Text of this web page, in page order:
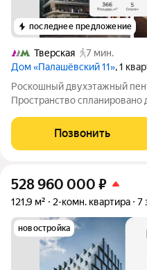
последнее предложение
Тверская
7 мин.
Дом «Палашёвский 11», 1
Роскошный двухэтажный
Пространство
гардеробными,
кухня-гостиная площадью 86,1
Позвонить
528 960 000 ₽
121,9 м² 2-комн. квартира 7
новостройка